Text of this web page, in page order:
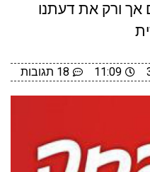
אך ורק את דעתנו
11:09 18 תגובות